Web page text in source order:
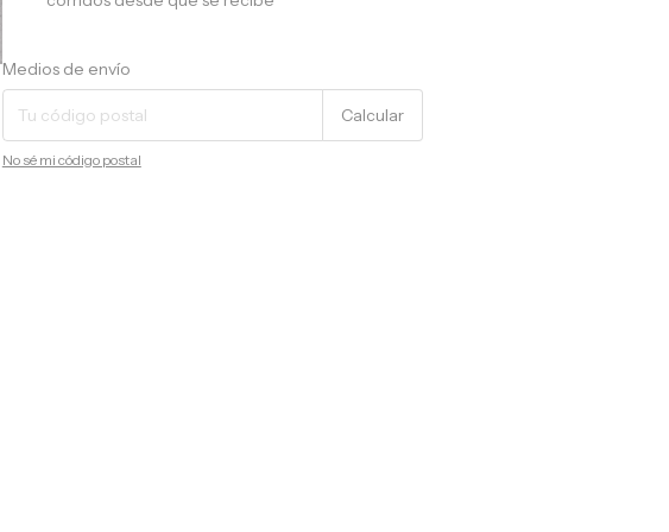
Entregas para el CP:
Medios de envío
Calcular
No sé mi código postal